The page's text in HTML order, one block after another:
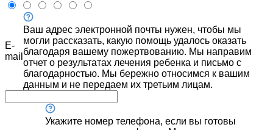
E-
mail
Ваш адрес электронной почты нужен, чтобы мы
могли рассказать, какую помощь удалось оказать
благодаря вашему пожертвованию. Мы направим
отчет о результатах лечения ребенка и письмо с
благодарностью. Мы бережно относимся к вашим
данным и не передаем их третьим лицам.
Укажите номер телефона, если вы готовы